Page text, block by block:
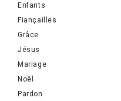
Enfants
Fiançailles
Grâce
Jésus
Mariage
Noël
Pardon